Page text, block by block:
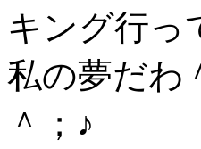
キング行っ
私の夢だわ
＾；♪